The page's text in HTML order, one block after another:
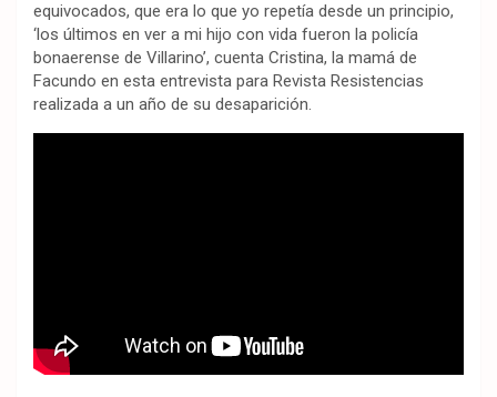
equivocados, que era lo que yo repetía desde un principio,
‘los últimos en ver a mi hijo con vida fueron la policía
bonaerense de Villarino’, cuenta Cristina, la mamá de
Facundo en esta entrevista para Revista Resistencias
realizada a un año de su desaparición.